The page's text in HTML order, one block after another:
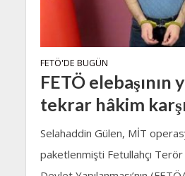
FETÖ'DE BUGÜN
FETÖ elebaşının
tekrar hâkim
Selahaddin Gülen, MİT
paketlenmişti Fetullahçı